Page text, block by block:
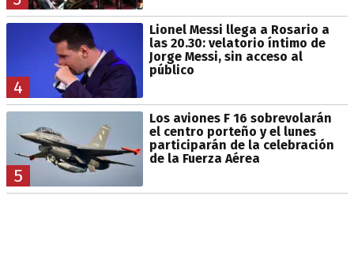
4
Lionel Messi llega a Rosario a
las 20.30: velatorio íntimo de
Jorge Messi, sin acceso al
público
5
Los aviones F 16 sobrevolarán
el centro porteño y el lunes
participarán de la celebración
de la Fuerza Aérea